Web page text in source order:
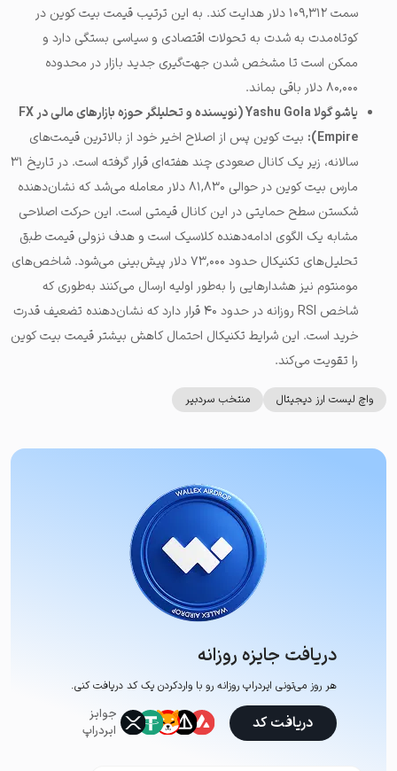
سمت ۱۰۹,۳۱۲ دلار هدایت کند. به این ترتیب قیمت بیت کوین در
کوتاه‌مدت به شدت به تحولات اقتصادی و سیاسی بستگی دارد و
ممکن است تا مشخص شدن جهت‌گیری جدید بازار در محدوده
۸۰,۰۰۰ دلار باقی بماند.
یاشو گولا Yashu Gola (نویسنده و تحلیلگر حوزه بازارهای مالی در FX
Empire):
بیت کوین پس از اصلاح اخیر خود از بالاترین قیمت‌های
سالانه، زیر یک کانال صعودی چند هفته‌ای قرار گرفته است. در تاریخ ۳۱
مارس بیت کوین در حوالی ۸۱,۸۳۰ دلار معامله می‌شد که نشان‌دهنده
شکستن سطح حمایتی در این کانال قیمتی است. این حرکت اصلاحی
مشابه یک الگوی ادامه‌دهنده کلاسیک است و هدف نزولی قیمت طبق
تحلیل‌های تکنیکال حدود ۷۳,۰۰۰ دلار پیش‌بینی می‌شود. شاخص‌های
مومنتوم نیز هشدارهایی را به‌طور اولیه ارسال می‌کنند به‌طوری که
شاخص RSI روزانه در حدود ۴۰ قرار دارد که نشان‌دهنده تضعیف قدرت
خرید است. این شرایط تکنیکال احتمال کاهش بیشتر قیمت بیت کوین
را تقویت می‌کند.
واچ لیست ارز دیجیتال منتخب سردبیر
دریافت جایزه روزانه
هر روز می‌تونی ایردراپ روزانه رو با وارد‌کردن یک کد دریافت کنی.
جوایز
ایردراپ
دریافت کد